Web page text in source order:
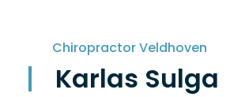
Chiropractor Veldhoven
Karlas Sulga